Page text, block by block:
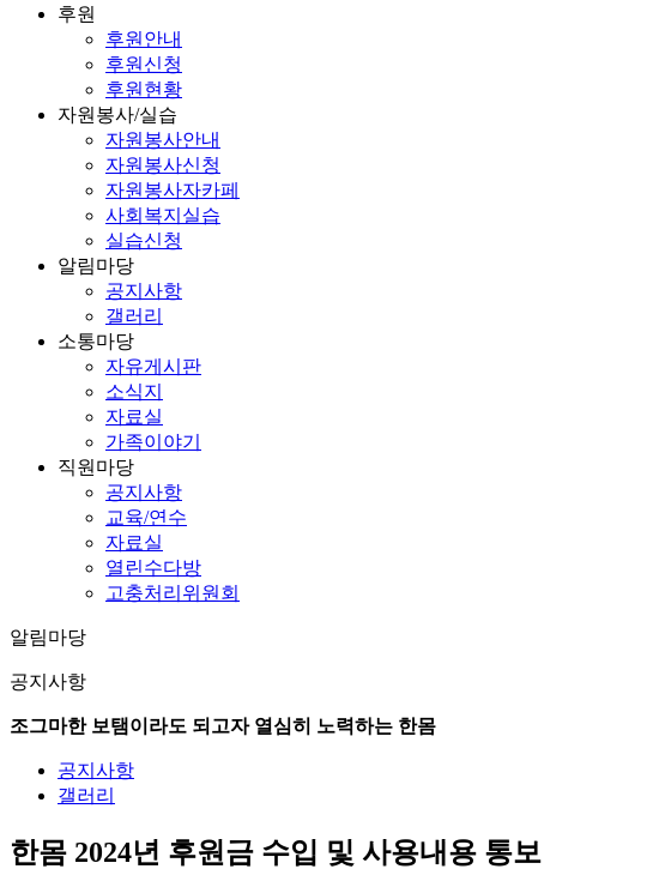
후원
후원안내
후원신청
후원현황
자원봉사/실습
자원봉사안내
자원봉사신청
자원봉사자카페
사회복지실습
실습신청
알림마당
공지사항
갤러리
소통마당
자유게시판
소식지
자료실
가족이야기
직원마당
공지사항
교육/연수
자료실
열린수다방
고충처리위원회
알림마당
공지사항
조그마한 보탬이라도 되고자 열심히 노력하는 한몸
공지사항
갤러리
한몸 2024년 후원금 수입 및 사용내용 통보